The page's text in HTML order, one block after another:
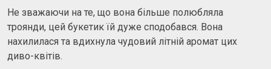
Не зважаючи на те, що вона більше полюбляла
троянди, цей букетик їй дуже сподобався. Вона
нахилилася та вдихнула чудовий літній аромат цих
диво-квітів.